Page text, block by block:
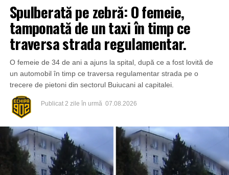
Spulberată pe zebră: O femeie,
tamponată de un taxi în timp ce
traversa strada regulamentar.
O femeie de 34 de ani a ajuns la spital, după ce a fost lovită de
un automobil în timp ce traversa regulamentar strada pe o
trecere de pietoni din sectorul Buiucani al capitalei.
Publicat 2 zile în urmă 07.08.2026